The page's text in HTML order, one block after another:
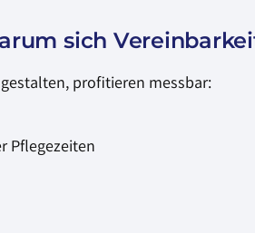
sich
profitieren messbar:
Pflegezeiten